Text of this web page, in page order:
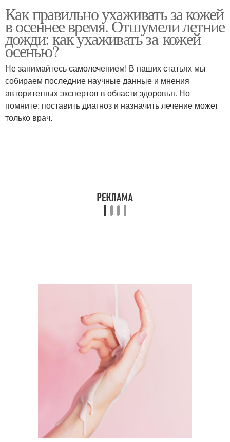
Процедуры для кожи
Как правильно ухаживать за кожей
в осеннее время. Отшумели летние
дожди: как ухаживать за кожей
осенью?
Не занимайтесь самолечением! В наших статьях мы
собираем последние научные данные и мнения
авторитетных экспертов в области здоровья. Но
помните: поставить диагноз и назначить лечение может
только врач.